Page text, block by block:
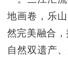
地画卷，乐
然完美融合
自然双遗产